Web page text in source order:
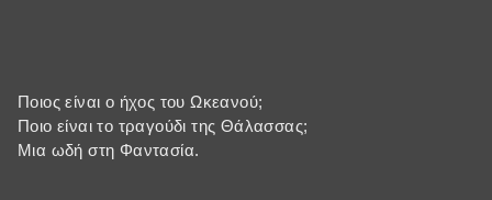
Ποιος είναι ο ήχος του Ωκεανού;
Ποιο είναι το τραγούδι της Θάλασσας;
Μια ωδή στη Φαντασία.